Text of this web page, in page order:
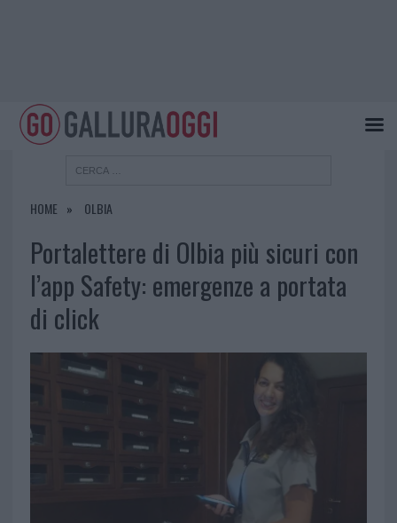
HOME OLBIA
Portalettere di Olbia più sicuri con
l’app Safety: emergenze a portata
di click